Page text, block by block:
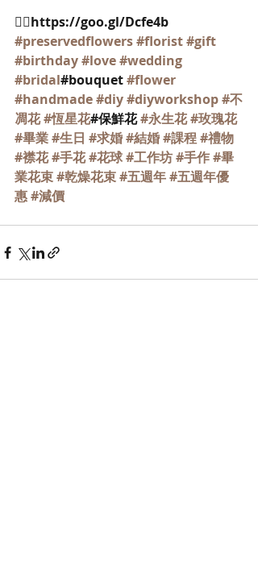
👉🏻https://goo.gl/Dcfe4b
#preservedflowers#florist#gift
#birthday#love#wedding
#bridal#bouquet #flower
#handmade#diy#diyworkshop#不
凋花#恆星花#保鮮花 #永生花#玫瑰花
#畢業#生日 #求婚#結婚#課程#禮物
#襟花#手花#花球#工作坊#手作#畢
業花束#乾燥花束#五週年#五週年優
惠#減價